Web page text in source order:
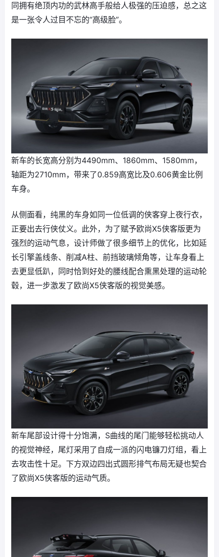
同拥有绝顶内功的武林高手般给人极强的压迫感，总之这
是一张令人过目不忘的“高级脸”。
新车的长宽高分别为4490mm、1860mm、1580mm，
轴距为2710mm，带来了0.859高宽比及0.606黄金比例
车身。
从侧面看，纯黑的车身如同一位低调的侠客穿上夜行衣，
正要出去行侠仗义。此外，为了赋予欧尚X5侠客版更为
强烈的运动气息，设计师做了很多细节上的优化，比如延
长引擎盖线条、削减A柱、前挡玻璃倾角等，让车身看上
去更显低趴，同时恰到好处的腰线配合熏黑处理的运动轮
毂，进一步激发了欧尚X5侠客版的视觉美感。
新车尾部设计得十分饱满，S曲线的尾门能够轻松挑动人
的视觉神经，尾灯采用了自成一派的闪电镰刀灯组，看上
去攻击性十足。下方双边四出式圆形排气布局无疑也契合
了欧尚X5侠客版的运动气质。